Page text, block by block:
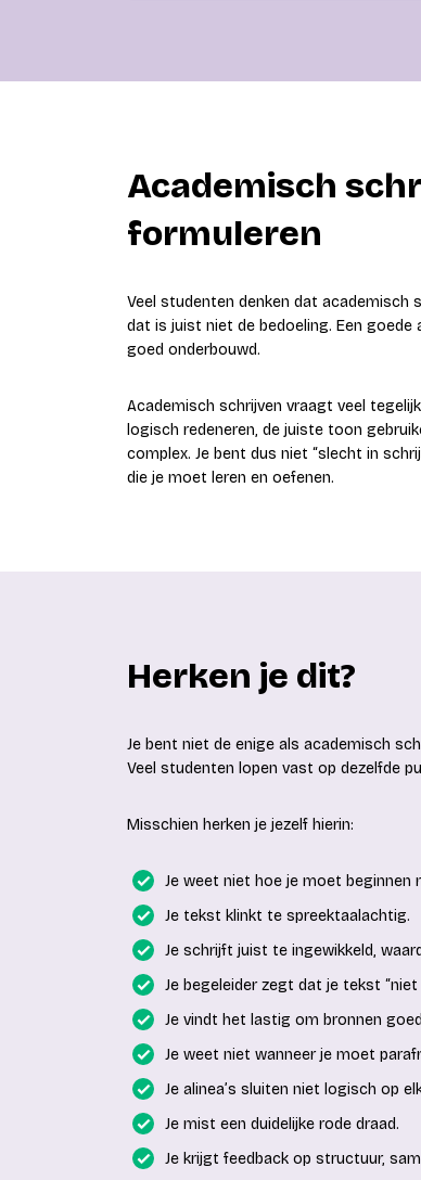
Academisch
formuleren
Veel studenten denken dat academisch
dat is juist niet de bedoeling. Een
goed onderbouwd.
Academisch schrijven vraagt veel
logisch redeneren, de juiste toon
complex. Je bent dus niet “slecht in
die je moet leren en oefenen.
Herken je dit?
Je bent niet de enige als academisch
Veel studenten lopen vast op dezelfde
Misschien herken je jezelf hierin:
Je weet niet hoe je moet beginnen
Je tekst klinkt te spreektaalachtig.
Je schrijft juist te ingewikkeld,
Je begeleider zegt dat je tekst
Je vindt het lastig om bronnen
Je weet niet wanneer je moet
Je alinea’s sluiten niet logisch op
Je mist een duidelijke rode draad.
Je krijgt feedback op structuur,